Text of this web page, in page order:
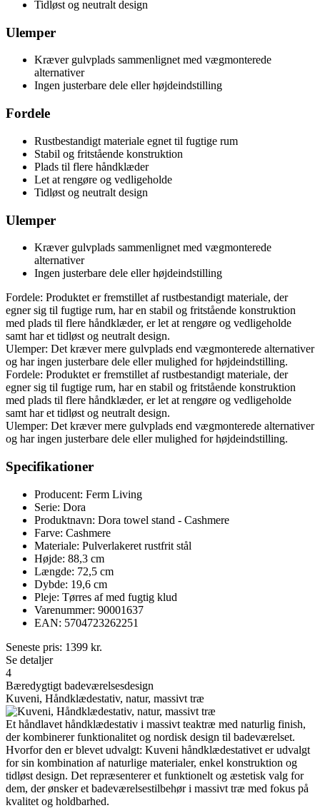
Tidløst og neutralt design
Ulemper
Kræver gulvplads sammenlignet med vægmonterede
alternativer
Ingen justerbare dele eller højdeindstilling
Fordele
Rustbestandigt materiale egnet til fugtige rum
Stabil og fritstående konstruktion
Plads til flere håndklæder
Let at rengøre og vedligeholde
Tidløst og neutralt design
Ulemper
Kræver gulvplads sammenlignet med vægmonterede
alternativer
Ingen justerbare dele eller højdeindstilling
Fordele: Produktet er fremstillet af rustbestandigt materiale, der
egner sig til fugtige rum, har en stabil og fritstående konstruktion
med plads til flere håndklæder, er let at rengøre og vedligeholde
samt har et tidløst og neutralt design.
Ulemper: Det kræver mere gulvplads end vægmonterede alternativer
og har ingen justerbare dele eller mulighed for højdeindstilling.
Fordele: Produktet er fremstillet af rustbestandigt materiale, der
egner sig til fugtige rum, har en stabil og fritstående konstruktion
med plads til flere håndklæder, er let at rengøre og vedligeholde
samt har et tidløst og neutralt design.
Ulemper: Det kræver mere gulvplads end vægmonterede alternativer
og har ingen justerbare dele eller mulighed for højdeindstilling.
Specifikationer
Producent: Ferm Living
Serie: Dora
Produktnavn: Dora towel stand - Cashmere
Farve: Cashmere
Materiale: Pulverlakeret rustfrit stål
Højde: 88,3 cm
Længde: 72,5 cm
Dybde: 19,6 cm
Pleje: Tørres af med fugtig klud
Varenummer: 90001637
EAN: 5704723262251
Seneste pris: 1399 kr.
Se detaljer
4
Bæredygtigt badeværelsesdesign
Kuveni, Håndklædestativ, natur, massivt træ
Et håndlavet håndklædestativ i massivt teaktræ med naturlig finish,
der kombinerer funktionalitet og nordisk design til badeværelset.
Hvorfor den er blevet udvalgt: Kuveni håndklædestativet er udvalgt
for sin kombination af naturlige materialer, enkel konstruktion og
tidløst design. Det repræsenterer et funktionelt og æstetisk valg for
dem, der ønsker et badeværelsestilbehør i massivt træ med fokus på
kvalitet og holdbarhed.